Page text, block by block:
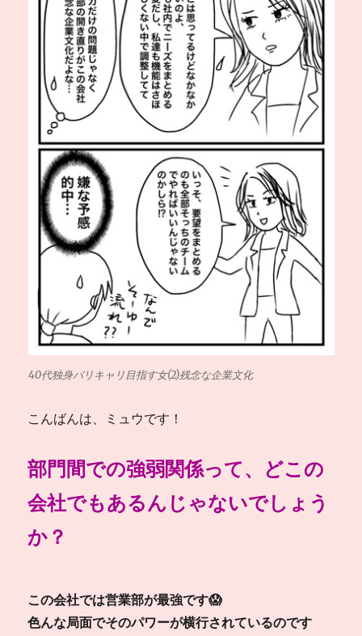
40代独身バリキャリ目指す女(2)残念な企業文化
こんばんは、ミュウです！
部門間での強弱関係って、どこの
会社でもあるんじゃないでしょう
か？
この会社では営業部が最強です😱
色んな局面でそのパワーが横行されているのです